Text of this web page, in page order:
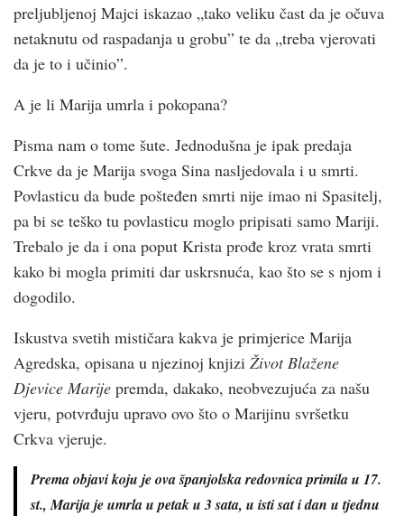
preljubljenoj Majci iskazao „tako veliku čast da je očuva
netaknutu od raspadanja u grobu” te da „treba vjerovati
da je to i učinio”.
A je li Marija umrla i pokopana?
Pisma nam o tome šute. Jednodušna je ipak predaja
Crkve da je Marija svoga Sina nasljedovala i u smrti.
Povlasticu da bude pošteđen smrti nije imao ni Spasitelj,
pa bi se teško tu povlasticu moglo pripisati samo Mariji.
Trebalo je da i ona poput Krista prođe kroz vrata smrti
kako bi mogla primiti dar uskrsnuća, kao što se s njom i
dogodilo.
Iskustva svetih mističara kakva je primjerice Marija
Agredska, opisana u njezinoj knjizi Život Blažene
Djevice Marije premda, dakako, neobvezujuća za našu
vjeru, potvrđuju upravo ovo što o Marijinu svršetku
Crkva vjeruje.
Prema objavi koju je ova španjolska redovnica primila u 17.
st., Marija je umrla u petak u 3 sata, u isti sat i dan u tjednu